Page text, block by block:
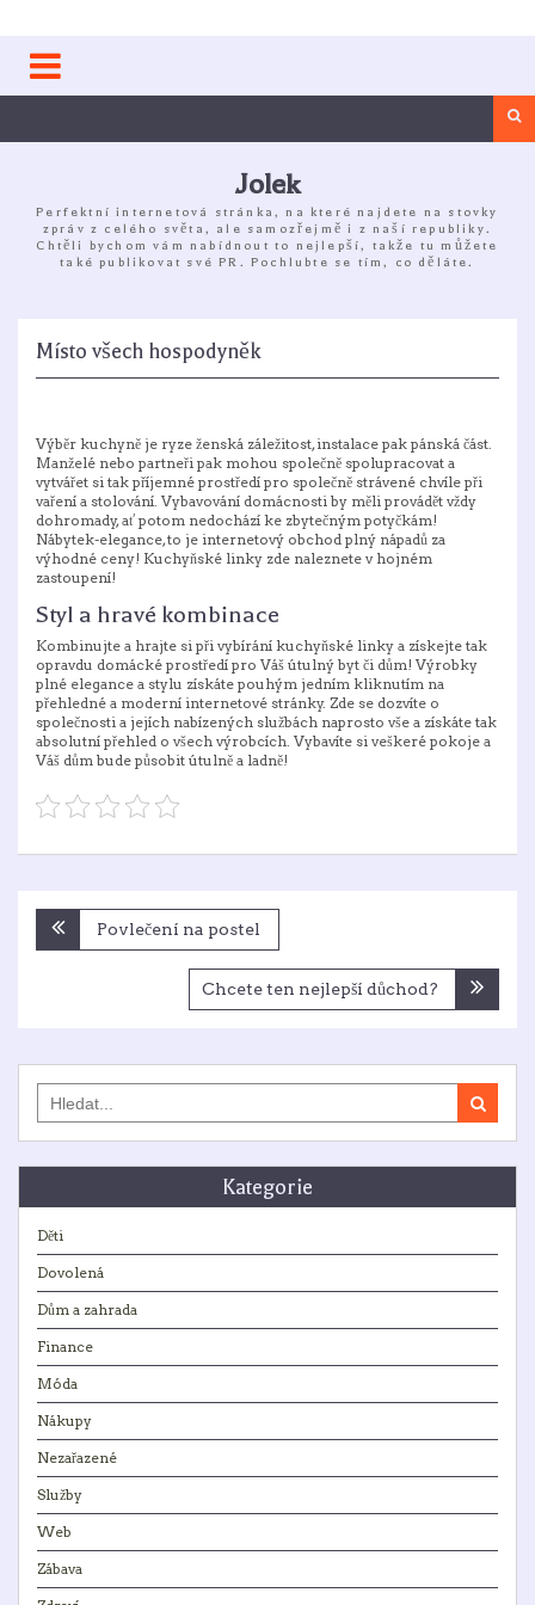
to
content
Jolek
Perfektní internetová stránka, na které najdete na stovky
zpráv z celého světa, ale samozřejmě i z naší republiky.
Chtěli bychom vám nabídnout to nejlepší, takže tu můžete
také publikovat své PR. Pochlubte se tím, co děláte.
Místo všech hospodyněk
Výběr kuchyně je ryze ženská záležitost, instalace pak pánská část.
Manželé nebo partneři pak mohou společně spolupracovat a
vytvářet si tak příjemné prostředí pro společně strávené chvíle při
vaření a stolování. Vybavování domácnosti by měli provádět vždy
dohromady, ať potom nedochází ke zbytečným potyčkám!
Nábytek-elegance, to je internetový obchod plný nápadů za
výhodné ceny! Kuchyňské linky zde naleznete v hojném
zastoupení!
Styl a hravé kombinace
Kombinujte a hrajte si při vybírání kuchyňské linky a získejte tak
opravdu domácké prostředí pro Váš útulný byt či dům! Výrobky
plné elegance a stylu získáte pouhým jedním kliknutím na
přehledné a moderní internetové stránky. Zde se dozvíte o
společnosti a jejích nabízených službách naprosto vše a získáte tak
absolutní přehled o všech výrobcích. Vybavíte si veškeré pokoje a
Váš dům bude působit útulně a ladně!
Navigace
pro
Povlečení na postel
Chcete ten nejlepší důchod?
for:
Kategorie
Děti
Dovolená
Dům a zahrada
Finance
Móda
Nákupy
Nezařazené
Služby
Web
Zábava